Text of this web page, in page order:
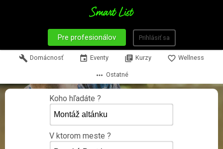
Pre profesionálov Prihlásiť sa
build Domácnosť event Eventy library_books Kurzy favorite_border Wellness
more_horiz Ostatné
Koho hľadáte ?
V ktorom meste ?